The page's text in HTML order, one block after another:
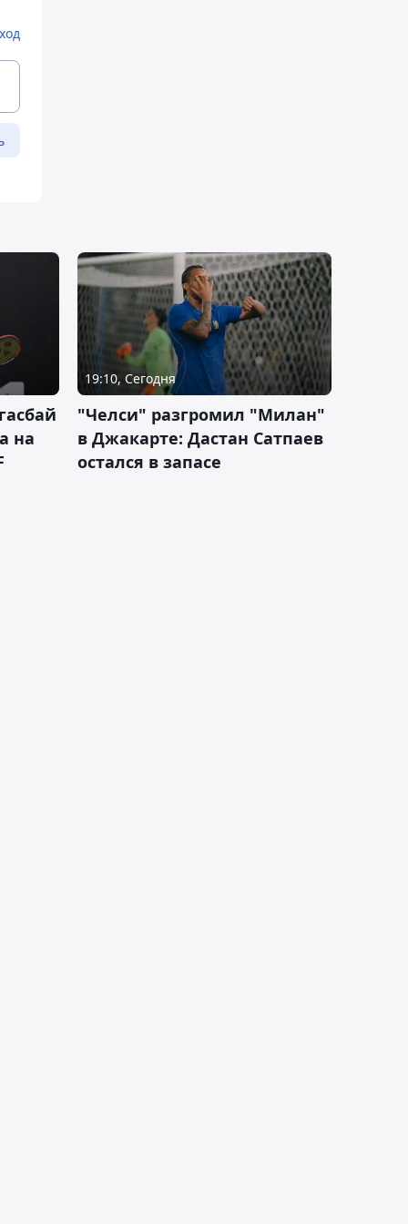
на
19:10, Сегодня
"Челси" разгромил "Милан"
в Джакарте: Дастан Сатпаев
остался в запасе